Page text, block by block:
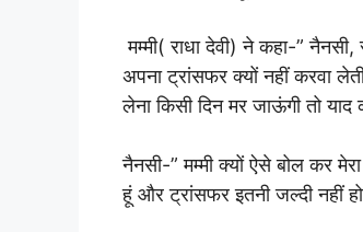
मम्मी( राधा देवी) ने कहा-”
अपना ट्रांसफर क्यों नहीं करवा
लेना किसी दिन मर जाऊंगी तो याद
नैनसी-” मम्मी क्यों ऐसे बोल कर
हूं और ट्रांसफर इतनी जल्दी नहीं